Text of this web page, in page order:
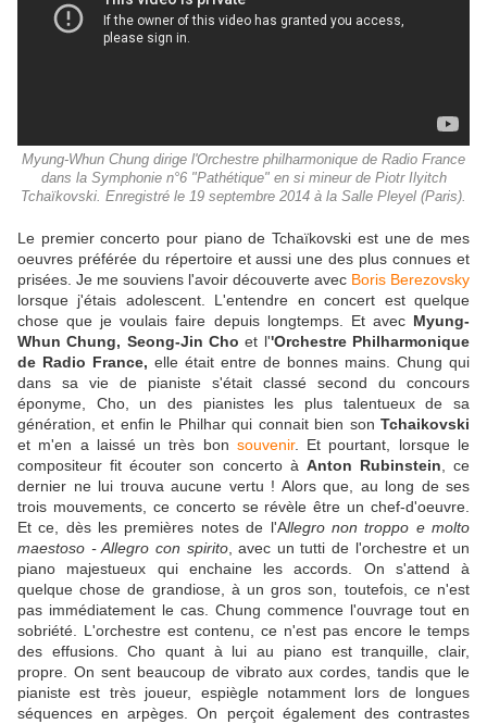
Myung-Whun Chung dirige l'Orchestre philharmonique de Radio France
dans la Symphonie n°6 "Pathétique" en si mineur de Piotr Ilyitch
Tchaïkovski. Enregistré le 19 septembre 2014 à la Salle Pleyel (Paris).
Le premier concerto pour piano de Tchaïkovski est une de mes
oeuvres préférée du répertoire et aussi une des plus connues et
prisées. Je me souviens l'avoir découverte avec Boris Berezovsky
lorsque j'étais adolescent. L'entendre en concert est quelque
chose que je voulais faire depuis longtemps. Et avec Myung-
Whun Chung, Seong-Jin Choet l''Orchestre Philharmonique
de Radio France, elle était entre de bonnes mains. Chung qui
dans sa vie de pianiste s'était classé second du concours
éponyme, Cho, un des pianistes les plus talentueux de sa
génération, et enfin le Philhar qui connait bien son Tchaikovski
et m'en a laissé un très bon souvenir. Et pourtant, lorsque le
compositeur fit écouter son concerto à Anton Rubinstein , ce
dernier ne lui trouva aucune vertu ! Alors que, au long de ses
trois mouvements, ce concerto se révèle être un chef-d'oeuvre.
Et ce, dès les premières notes de l'Allegro non troppo e molto
maestoso - Allegro con spirito, avec un tutti de l'orchestre et un
piano majestueux qui enchaine les accords. On s'attend à
quelque chose de grandiose, à un gros son, toutefois, ce n'est
pas immédiatement le cas. Chung commence l'ouvrage tout en
sobriété. L'orchestre est contenu, ce n'est pas encore le temps
des effusions. Cho quant à lui au piano est tranquille, clair,
propre. On sent beaucoup de vibrato aux cordes, tandis que le
pianiste est très joueur, espiègle notamment lors de longues
séquences en arpèges. On perçoit également des contrastes